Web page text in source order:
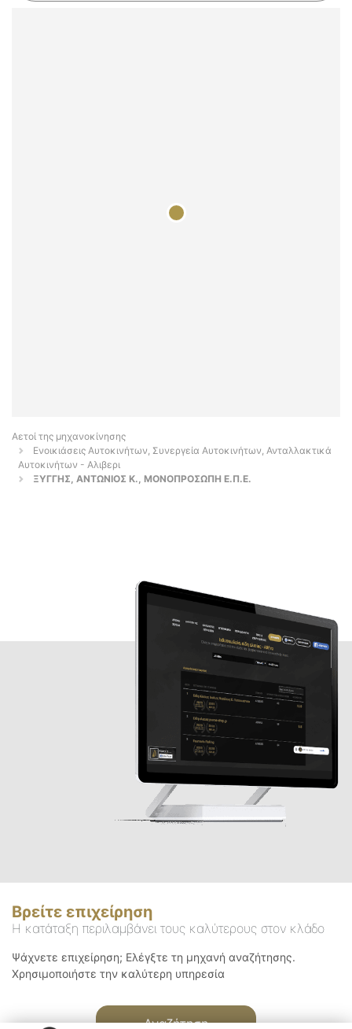
Αετοί της μηχανοκίνησης
Ενοικιάσεις Αυτοκινήτων, Συνεργεία Αυτοκινήτων, Ανταλλακτικά
Αυτοκινήτων - Αλιβερι
ΞΥΓΓΗΣ, ΑΝΤΩΝΙΟΣ Κ., ΜΟΝΟΠΡΟΣΩΠΗ Ε.Π.Ε.
Βρείτε επιχείρηση
Η κατάταξη περιλαμβάνει τους καλύτερους στον κλάδο
Ψάχνετε επιχείρηση; Ελέγξτε τη μηχανή αναζήτησης.
Χρησιμοποιήστε την καλύτερη υπηρεσία
Αναζήτηση